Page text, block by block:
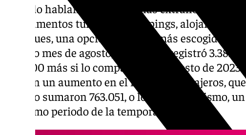
Cuando hablamos de estancias extrahoteleras
apartamentos turísticos, campings,
albergues, una opción cada vez más escogida
pasado mes de agosto, Andalucía registró
270.000 más si lo comparamos a agosto de
arrojan un aumento en el número de viajeros,
del año sumaron 763.051, o lo que es lo mismo,
el mismo periodo de la temporada anterior.